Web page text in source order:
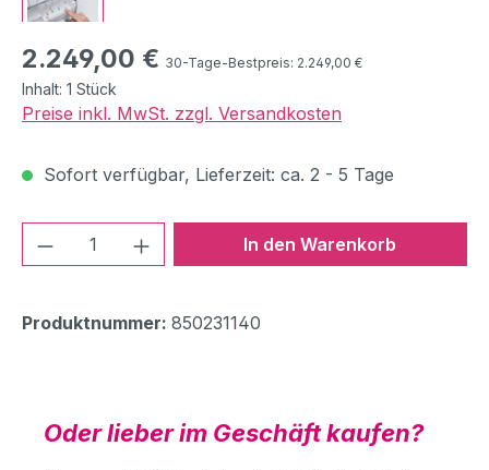
Regulärer Preis:
2.249,00 € 30-Tage-Bestpreis: 2.249,00 €
Inhalt: 1 Stück
Preise inkl. MwSt. zzgl. Versandkosten
Sofort verfügbar, Lieferzeit: ca. 2 - 5 Tage
Produkt Anzahl: Gib denIn den Warenkorb
Produktnummer: 850231140
Oder lieber im Geschäft kaufen?